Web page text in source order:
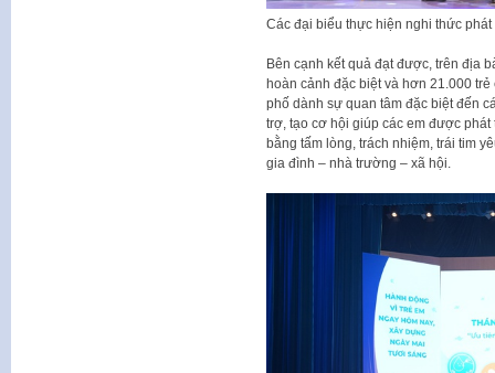
Các đại biểu thực hiện nghi thức
Bên cạnh kết quả đạt được, trên địa
hoàn cảnh đặc biệt và hơn 21.000
phố dành sự quan tâm đặc biệt đến
trợ, tạo cơ hội giúp các em được
bằng tấm lòng, trách nhiệm, trái tim
gia đình – nhà trường – xã hội.